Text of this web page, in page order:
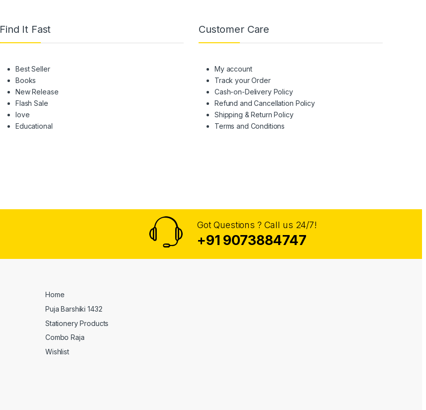
Find It Fast
Best Seller
Books
New Release
Flash Sale
love
Educational
Customer Care
My account
Track your Order
Cash-on-Delivery Policy
Refund and Cancellation Policy
Shipping & Return Policy
Terms and Conditions
Got Questions ? Call us 24/7!
+91 9073884747
Home
Puja Barshiki 1432
Stationery Products
Combo Raja
Wishlist